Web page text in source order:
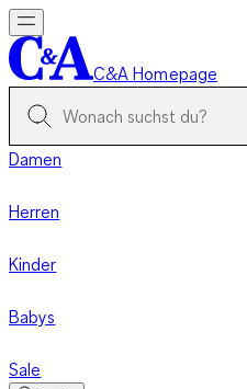
C&A Homepage
Damen
Herren
Kinder
Babys
Sale